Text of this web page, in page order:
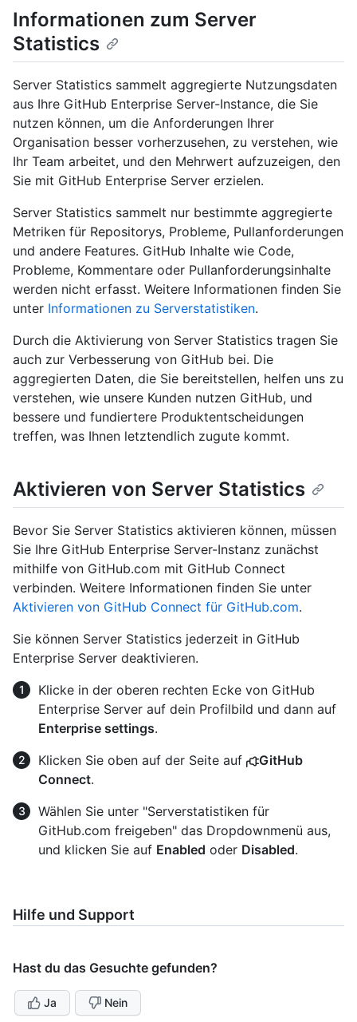
Informationen zum Server
Statistics
Server Statistics sammelt aggregierte Nutzungsdaten
aus Ihre GitHub Enterprise Server-Instance, die Sie
nutzen können, um die Anforderungen Ihrer
Organisation besser vorherzusehen, zu verstehen, wie
Ihr Team arbeitet, und den Mehrwert aufzuzeigen, den
Sie mit GitHub Enterprise Server erzielen.
Server Statistics sammelt nur bestimmte aggregierte
Metriken für Repositorys, Probleme, Pullanforderungen
und andere Features. GitHub Inhalte wie Code,
Probleme, Kommentare oder Pullanforderungsinhalte
werden nicht erfasst. Weitere Informationen finden Sie
unter Informationen zu Serverstatistiken.
Durch die Aktivierung von Server Statistics tragen Sie
auch zur Verbesserung von GitHub bei. Die
aggregierten Daten, die Sie bereitstellen, helfen uns zu
verstehen, wie unsere Kunden nutzen GitHub, und
bessere und fundiertere Produktentscheidungen
treffen, was Ihnen letztendlich zugute kommt.
Aktivieren von Server Statistics
Bevor Sie Server Statistics aktivieren können, müssen
Sie Ihre GitHub Enterprise Server-Instanz zunächst
mithilfe von GitHub.com mit GitHub Connect
verbinden. Weitere Informationen finden Sie unter
Aktivieren von GitHub Connect für GitHub.com.
Sie können Server Statistics jederzeit in GitHub
Enterprise Server deaktivieren.
Klicke in der oberen rechten Ecke von GitHub
Enterprise Server auf dein Profilbild und dann auf
Enterprise settings.
Klicken Sie oben auf der Seite auf
GitHub
Connect.
Wählen Sie unter "Serverstatistiken für
GitHub.com freigeben" das Dropdownmenü aus,
und klicken Sie auf Enabled oder Disabled.
Hilfe und Support
Hast du das Gesuchte gefunden?
Ja Nein